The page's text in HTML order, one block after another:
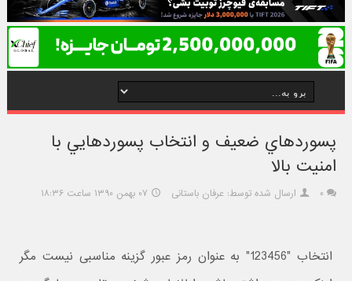
پسوردهاي ضعيف و انتخاب پسوردهايي با
امنيت بالا
۰ ارسال شده توسط: عرفان باستانی ۰۷ بهمن ۱۳۹۰ ساعت ۱۸:۳۶
انتخاب "123456" به عنوان رمز عبور گزینه مناسبی نیست مگر